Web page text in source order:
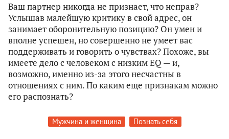
Ваш партнер никогда не признает, что неправ?
Услышав малейшую критику в свой адрес, он
занимает оборонительную позицию? Он умен и
вполне успешен, но совершенно не умеет вас
поддерживать и говорить о чувствах? Похоже, вы
имеете дело с человеком с низким EQ — и,
возможно, именно из-за этого несчастны в
отношениях с ним. По каким еще признакам можно
его распознать?
Мужчина и женщина Познать себя